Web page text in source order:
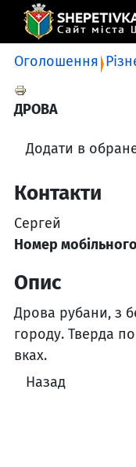
Оголошення
ДРОВА
Додати в
Контакти
Сергей
Номер мобільного
Опис
Дрова рубани, з
городу. Тверда
вках.
Назад